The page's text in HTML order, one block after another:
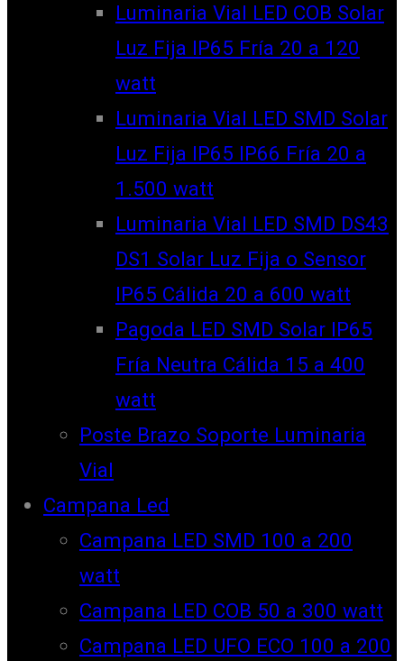
Luminaria Vial LED COB Solar
Luz Fija IP65 Fría 20 a 120
watt
Luminaria Vial LED SMD Solar
Luz Fija IP65 IP66 Fría 20 a
1.500 watt
Luminaria Vial LED SMD DS43
DS1 Solar Luz Fija o Sensor
IP65 Cálida 20 a 600 watt
Pagoda LED SMD Solar IP65
Fría Neutra Cálida 15 a 400
watt
Poste Brazo Soporte Luminaria
Vial
Campana Led
Campana LED SMD 100 a 200
watt
Campana LED COB 50 a 300 watt
Campana LED UFO ECO 100 a 200